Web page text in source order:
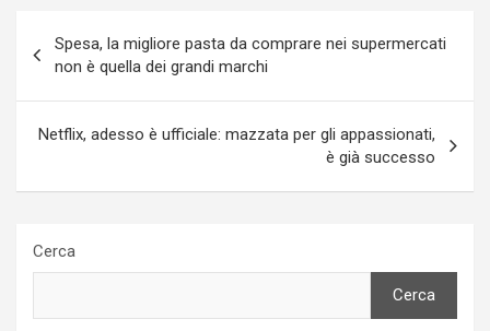
articoli
Spesa, la migliore pasta da comprare nei supermercati
non è quella dei grandi marchi
Netflix, adesso è ufficiale: mazzata per gli appassionati,
è già successo
Cerca
Cerca